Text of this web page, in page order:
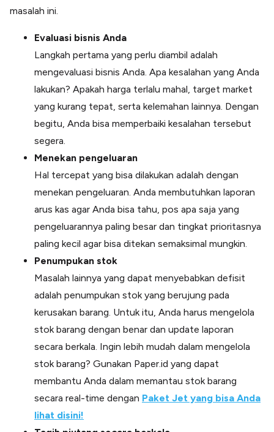
masalah ini.
Evaluasi bisnis Anda
Langkah pertama yang perlu diambil adalah
mengevaluasi bisnis Anda. Apa kesalahan yang Anda
lakukan? Apakah harga terlalu mahal, target market
yang kurang tepat, serta kelemahan lainnya. Dengan
begitu, Anda bisa memperbaiki kesalahan tersebut
segera.
Menekan pengeluaran
Hal tercepat yang bisa dilakukan adalah dengan
menekan pengeluaran. Anda membutuhkan laporan
arus kas agar Anda bisa tahu, pos apa saja yang
pengeluarannya paling besar dan tingkat prioritasnya
paling kecil agar bisa ditekan semaksimal mungkin.
Penumpukan stok
Masalah lainnya yang dapat menyebabkan defisit
adalah penumpukan stok yang berujung pada
kerusakan barang. Untuk itu, Anda harus mengelola
stok barang dengan benar dan update laporan
secara berkala. Ingin lebih mudah dalam mengelola
stok barang? Gunakan Paper.id yang dapat
membantu Anda dalam memantau stok barang
secara real-time dengan Paket Jet yang bisa Anda
lihat disini!